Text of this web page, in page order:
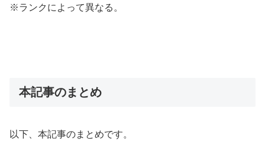
※ランクによって異なる。
本記事のまとめ
以下、本記事のまとめです。